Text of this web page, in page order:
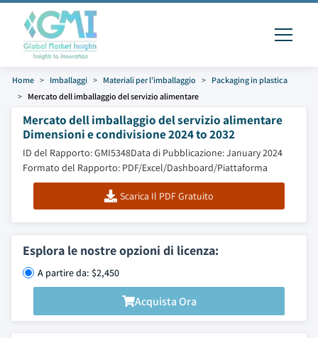
Home Imballaggi Materiali per l’imballaggio
Packaging in plastica
Mercato dell imballaggio del servizio alimentare
Mercato dell imballaggio del servizio alimentare
Dimensioni e condivisione 2024 to 2032
ID del Rapporto: GMI5348Data di Pubblicazione: January 2024
Formato del Rapporto: PDF/Excel/Dashboard/Piattaforma
Scarica Il PDF Gratuito
Esplora le nostre opzioni di licenza:
A partire da: $2,450
Acquista Ora